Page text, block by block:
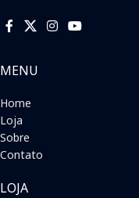
MENU
Home
Loja
Sobre
Contato
LOJA